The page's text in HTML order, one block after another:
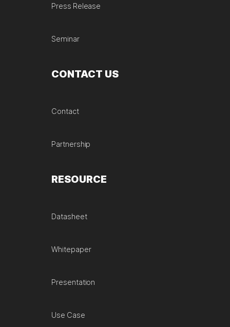
Press Release
Seminar
CONTACT US
Contact
Partnership
RESOURCE
Datasheet
Whitepaper
Presentation
Use Case